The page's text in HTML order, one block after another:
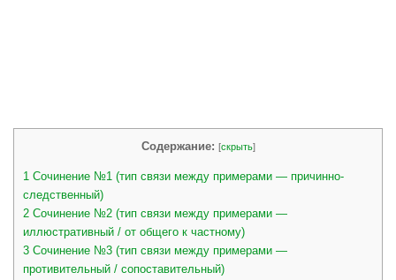
Содержание: [скрыть]
1 Сочинение №1 (тип связи между примерами — причинно-
следственный)
2 Сочинение №2 (тип связи между примерами —
иллюстративный / от общего к частному)
3 Сочинение №3 (тип связи между примерами —
противительный / сопоставительный)